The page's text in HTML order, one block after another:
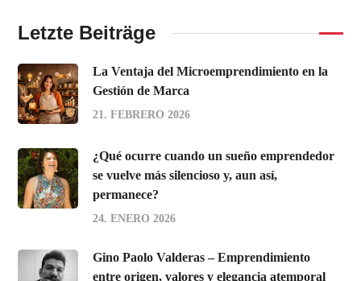
Letzte Beiträge
La Ventaja del Microemprendimiento en la
Gestión de Marca
21. FEBRERO 2026
¿Qué ocurre cuando un sueño emprendedor
se vuelve más silencioso y, aun así,
permanece?
24. ENERO 2026
Gino Paolo Valderas – Emprendimiento
entre origen, valores y elegancia atemporal